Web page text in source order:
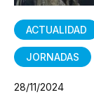
ACTUALIDAD
JORNADAS
28/11/2024